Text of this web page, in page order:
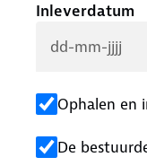
Inleverdatum
Ophalen en
De